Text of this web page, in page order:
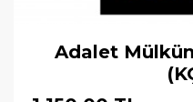
Adalet